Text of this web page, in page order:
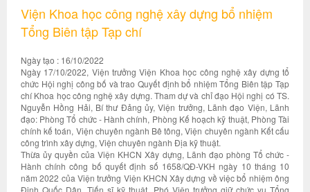
Viện Khoa học công nghệ xây dựng bổ nhiệm
Tổng Biên tập Tạp chí
Ngày tạo : 16/10/2022
Ngày 17/10/2022, Viện trưởng Viện Khoa học công nghệ xây dựng tổ
chức Hội nghị công bố và trao Quyết định bổ nhiệm Tổng Biên tập Tạp
chí Khoa học công nghệ xây dựng. Tham dự và chỉ đạo Hội nghị có TS.
Nguyễn Hồng Hải, Bí thư Đảng ủy, Viện trưởng, Lãnh đạo Viện, Lãnh
đạo: Phòng Tổ chức - Hành chính, Phòng Kế hoạch kỹ thuật, Phòng Tài
chính kế toán, Viện chuyên ngành Bê tông, Viện chuyên ngành Kết cấu
công trình xây dựng, Viện chuyên ngành Địa kỹ thuật.
Thừa ủy quyền của Viện KHCN Xây dựng, Lãnh đạo phòng Tổ chức -
Hành chính công bố quyết định số 1658/QĐ-VKH ngày 10 tháng 10
năm 2022 của Viện trưởng Viện KHCN Xây dựng về việc bổ nhiệm ông
Đinh Quốc Dân, Tiến sĩ kỹ thuật, Phó Viện trưởng giữ chức vụ Tổng